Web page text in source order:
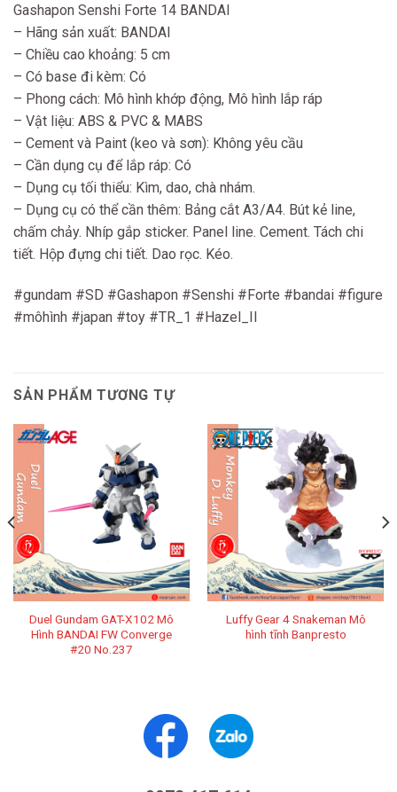
Gashapon Senshi Forte 14 BANDAI
– Hãng sản xuất: BANDAI
– Chiều cao khoảng: 5 cm
– Có base đi kèm: Có
– Phong cách: Mô hình khớp động, Mô hình lắp ráp
– Vật liệu: ABS & PVC & MABS
– Cement và Paint (keo và sơn): Không yêu cầu
– Cần dụng cụ để lắp ráp: Có
– Dụng cụ tối thiểu: Kìm, dao, chà nhám.
– Dụng cụ có thể cần thêm: Bảng cắt A3/A4. Bút kẻ line,
chấm chảy. Nhíp gắp sticker. Panel line. Cement. Tách chi
tiết. Hộp đựng chi tiết. Dao rọc. Kéo.
#gundam #SD #Gashapon #Senshi #Forte #bandai #figure
#môhình #japan #toy #TR_1 #Hazel_II
SẢN PHẨM TƯƠNG TỰ
Duel Gundam GAT-X102 Mô
Hình BANDAI FW Converge
#20 No.237
Luffy Gear 4 Snakeman Mô
hình tĩnh Banpresto